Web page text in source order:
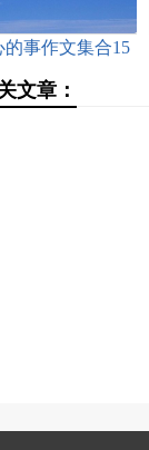
的事作文集合15
文章：